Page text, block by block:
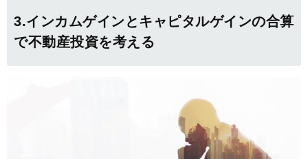
3.インカムゲインとキャピタルゲインの合算
で不動産投資を考える